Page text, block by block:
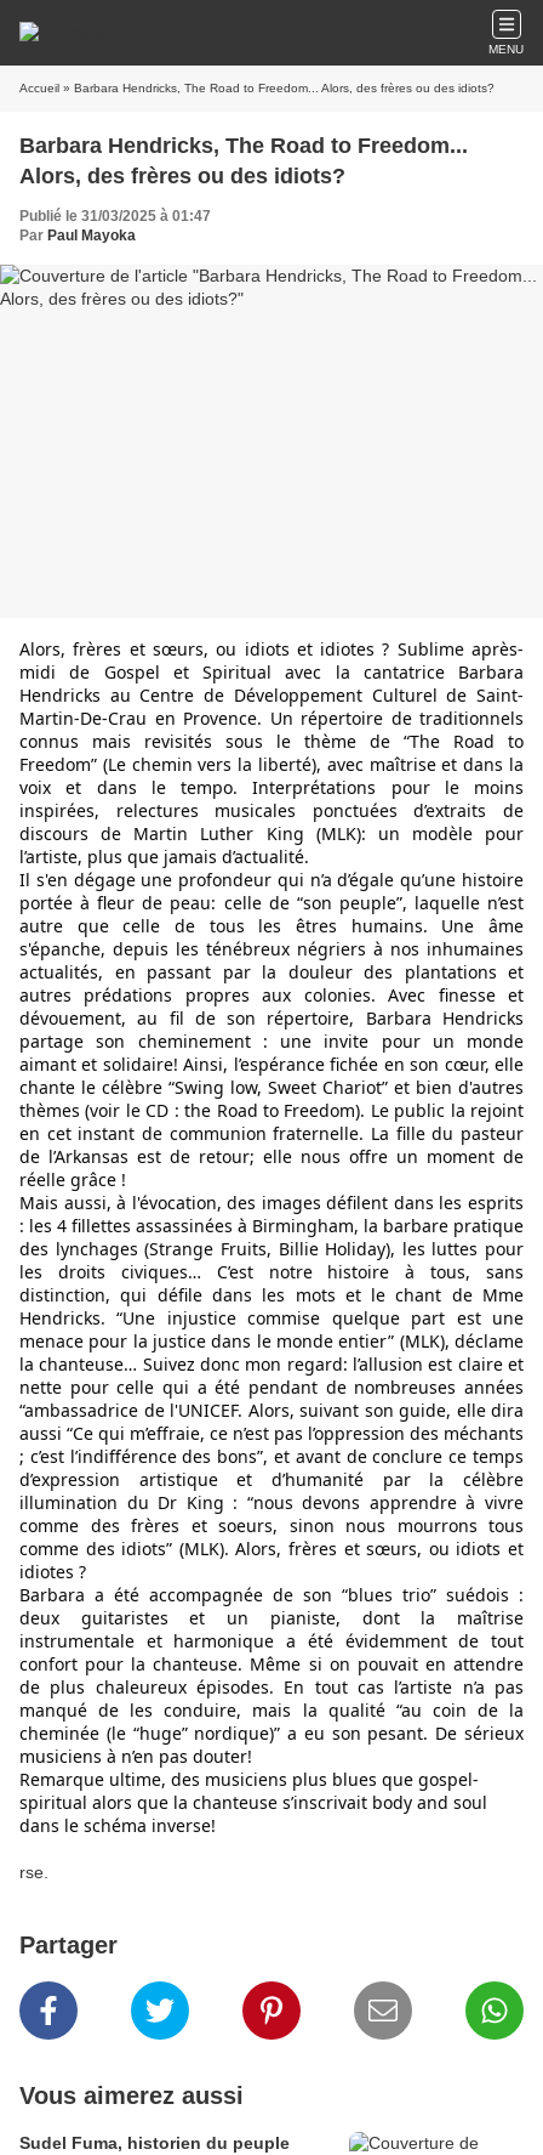
MENU
Accueil » Barbara Hendricks, The Road to Freedom... Alors, des frères ou des idiots?
Barbara Hendricks, The Road to Freedom...
Alors, des frères ou des idiots?
Publié le 31/03/2025 à 01:47
Par Paul Mayoka
Alors, frères et sœurs, ou idiots et idiotes ? Sublime après-
midi de Gospel et Spiritual avec la cantatrice Barbara
Hendricks au Centre de Développement Culturel de Saint-
Martin-De-Crau en Provence. Un répertoire de traditionnels
connus mais revisités sous le thème de “The Road to
Freedom” (Le chemin vers la liberté), avec maîtrise et dans la
voix et dans le tempo. Interprétations pour le moins
inspirées, relectures musicales ponctuées d’extraits de
discours de Martin Luther King (MLK): un modèle pour
l’artiste, plus que jamais d’actualité.
Il s'en dégage une profondeur qui n’a d’égale qu’une histoire
portée à fleur de peau: celle de “son peuple”, laquelle n’est
autre que celle de tous les êtres humains. Une âme
s'épanche, depuis les ténébreux négriers à nos inhumaines
actualités, en passant par la douleur des plantations et
autres prédations propres aux colonies. Avec finesse et
dévouement, au fil de son répertoire, Barbara Hendricks
partage son cheminement : une invite pour un monde
aimant et solidaire! Ainsi, l’espérance fichée en son cœur, elle
chante le célèbre “Swing low, Sweet Chariot” et bien d'autres
thèmes (voir le CD : the Road to Freedom). Le public la rejoint
en cet instant de communion fraternelle. La fille du pasteur
de l’Arkansas est de retour; elle nous offre un moment de
réelle grâce !
Mais aussi, à l'évocation, des images défilent dans les esprits
: les 4 fillettes assassinées à Birmingham, la barbare pratique
des lynchages (Strange Fruits, Billie Holiday), les luttes pour
les droits civiques… C’est notre histoire à tous, sans
distinction, qui défile dans les mots et le chant de Mme
Hendricks. “Une injustice commise quelque part est une
menace pour la justice dans le monde entier” (MLK), déclame
la chanteuse… Suivez donc mon regard: l’allusion est claire et
nette pour celle qui a été pendant de nombreuses années
“ambassadrice de l'UNICEF. Alors, suivant son guide, elle dira
aussi “Ce qui m’effraie, ce n’est pas l’oppression des méchants
; c’est l’indifférence des bons”, et avant de conclure ce temps
d’expression artistique et d’humanité par la célèbre
illumination du Dr King : “nous devons apprendre à vivre
comme des frères et soeurs, sinon nous mourrons tous
comme des idiots” (MLK). Alors, frères et sœurs, ou idiots et
idiotes ?
Barbara a été accompagnée de son “blues trio” suédois :
deux guitaristes et un pianiste, dont la maîtrise
instrumentale et harmonique a été évidemment de tout
confort pour la chanteuse. Même si on pouvait en attendre
de plus chaleureux épisodes. En tout cas l’artiste n’a pas
manqué de les conduire, mais la qualité “au coin de la
cheminée (le “huge” nordique)” a eu son pesant. De sérieux
musiciens à n’en pas douter!
Remarque ultime, des musiciens plus blues que gospel-
spiritual alors que la chanteuse s’inscrivait body and soul
dans le schéma inverse!
rse.
Partager
Vous aimerez aussi
Sudel Fuma, historien du peuple